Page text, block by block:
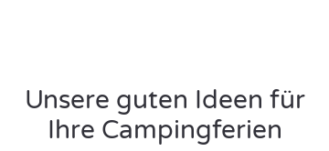
für Canyoning, Wasserski oder Surfenentscheiden.
Und falls Sie sich schließlich als echter Seemann oder
Unsere guten Ideen für
Ihre Campingferien